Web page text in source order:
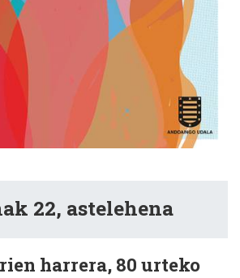
22, astelehena
harrera, 80 urteko